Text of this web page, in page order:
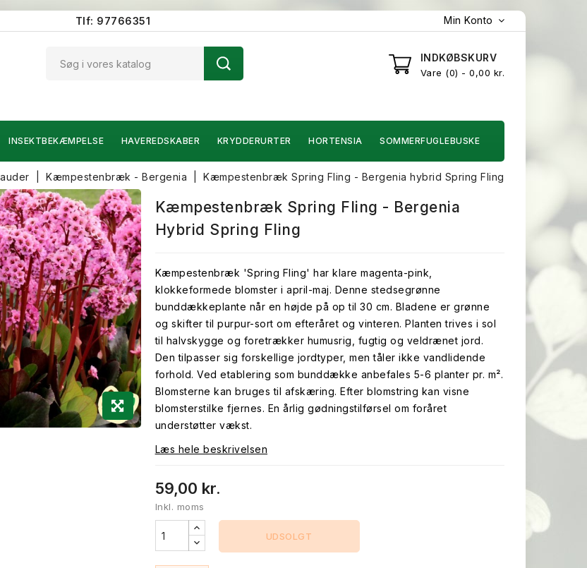
Tlf: 97766351 Min Konto
INDKØBSKURV
Vare 0 - 0,00 kr.
INSEKTBEKÆMPELSE HAVEREDSKABER KRYDDERURTER HORTENSIA SOMMERFUGLEBUSKE
Kæmpestenbræk - Bergenia Kæmpestenbræk Spring Fling - Bergenia hybrid Spring Fling
Kæmpestenbræk Spring Fling - Bergenia
Hybrid Spring Fling
Kæmpestenbræk 'Spring Fling' har klare magenta-pink,
klokkeformede blomster i april-maj. Denne stedsegrønne
bunddækkeplante når en højde på op til 30 cm. Bladene er grønne
og skifter til purpur-sort om efteråret og vinteren. Planten trives i sol
til halvskygge og foretrækker humusrig, fugtig og veldrænet jord.
Den tilpasser sig forskellige jordtyper, men tåler ikke vandlidende
forhold. Ved etablering som bunddække anbefales 5-6 planter pr. m².
Blomsterne kan bruges til afskæring. Efter blomstring kan visne
blomsterstilke fjernes. En årlig gødningstilførsel om foråret
understøtter vækst.
Læs hele beskrivelsen
59,00 kr.
Inkl. moms
UDSOLGT